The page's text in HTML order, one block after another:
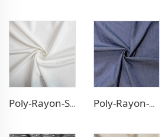
Poly-Rayon-Stretch-Kleidstoff Poly-Rayon-Denim-ähnlicher Stoff